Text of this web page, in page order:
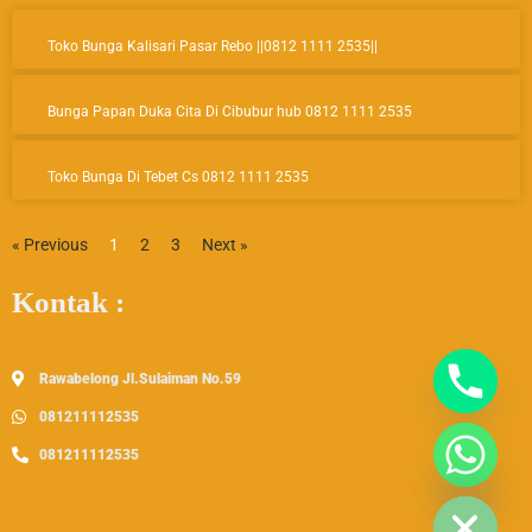
o r
m
e
Toko Bunga Kalisari Pasar Rebo ||0812 1111 2535||
Bunga Papan Duka Cita Di Cibubur hub 0812 1111 2535
Toko Bunga Di Tebet Cs 0812 1111 2535
« Previous 1 2 3 Next »
Kontak :
Rawabelong Jl.Sulaiman No.59
081211112535
081211112535
Hide Chaty